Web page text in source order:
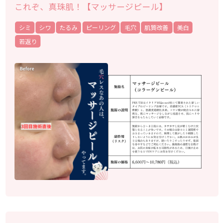
これぞ、真珠肌！【マッサージピール】
シミ シワ たるみ ピーリング 毛穴 肌質改善
美白
若返り